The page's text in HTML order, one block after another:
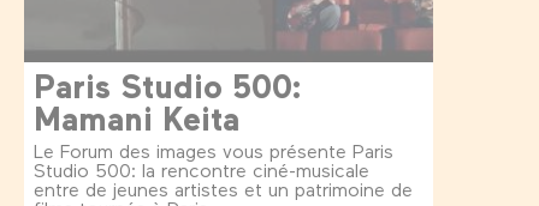
Paris Studio 500:
Mamani Keita
Le Forum des images vous présente Paris
Studio 500: la rencontre ciné-musicale
entre de jeunes artistes et un patrimoine de